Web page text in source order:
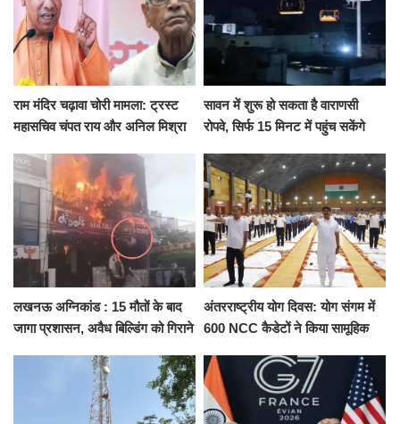
राम मंदिर चढ़ावा चोरी मामला: ट्रस्ट
महासचिव चंपत राय और अनिल मिश्रा
को नहीं...
सावन में शुरू हो सकता है वाराणसी
रोपवे, सिर्फ 15 मिनट में पहुंच सकेंगे
किराया
लखनऊ अग्निकांड : 15 मौतों के बाद
जागा प्रशासन, अवैध बिल्डिंग को गिराने
अंतरराष्ट्रीय योग दिवस: योग संगम में
600 NCC कैडेटों ने किया सामूहिक
संकल्प